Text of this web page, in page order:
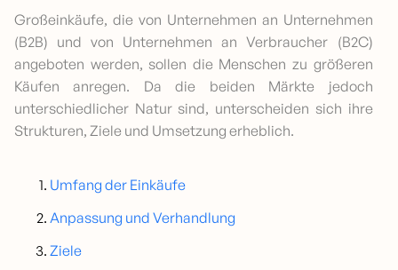
Großeinkäufe, die von Unternehmen an Unternehmen
(B2B) und von Unternehmen an Verbraucher (B2C)
angeboten werden, sollen die Menschen zu größeren
Käufen anregen. Da die beiden Märkte jedoch
unterschiedlicher Natur sind, unterscheiden sich ihre
Strukturen, Ziele und Umsetzung erheblich.
Umfang der Einkäufe
Anpassung und Verhandlung
Ziele